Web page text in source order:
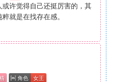
许觉得自己还挺厉害的，其
就是在找存在感。